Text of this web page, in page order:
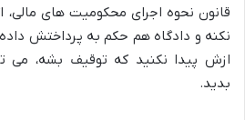
قانون نحوه اجرای محکومیت های مالی،
نکنه و دادگاه هم حکم به پرداختش
ازش پیدا نکنید که توقیف بشه، می
بدید.